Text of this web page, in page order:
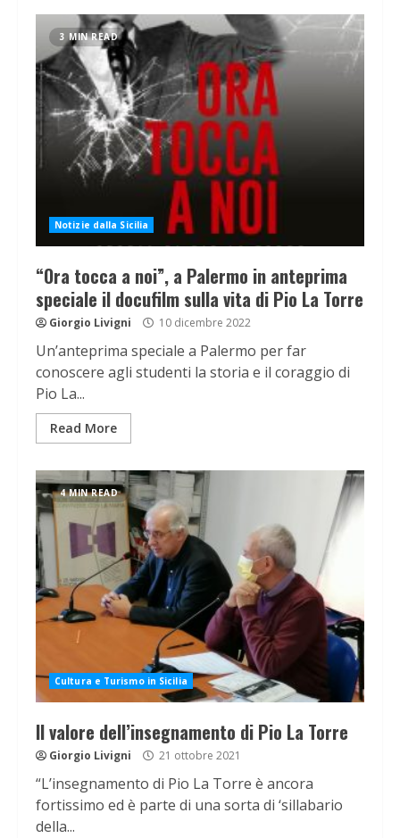
3 MIN READ
Notizie dalla Sicilia
“Ora tocca a noi”, a Palermo in anteprima
speciale il docufilm sulla vita di Pio La Torre
Giorgio Livigni 10 dicembre 2022
Un’anteprima speciale a Palermo per far
conoscere agli studenti la storia e il coraggio di
Pio La...
Read More
4 MIN READ
Cultura e Turismo in Sicilia
Il valore dell’insegnamento di Pio La Torre
Giorgio Livigni 21 ottobre 2021
“L’insegnamento di Pio La Torre è ancora
fortissimo ed è parte di una sorta di ‘sillabario
della...